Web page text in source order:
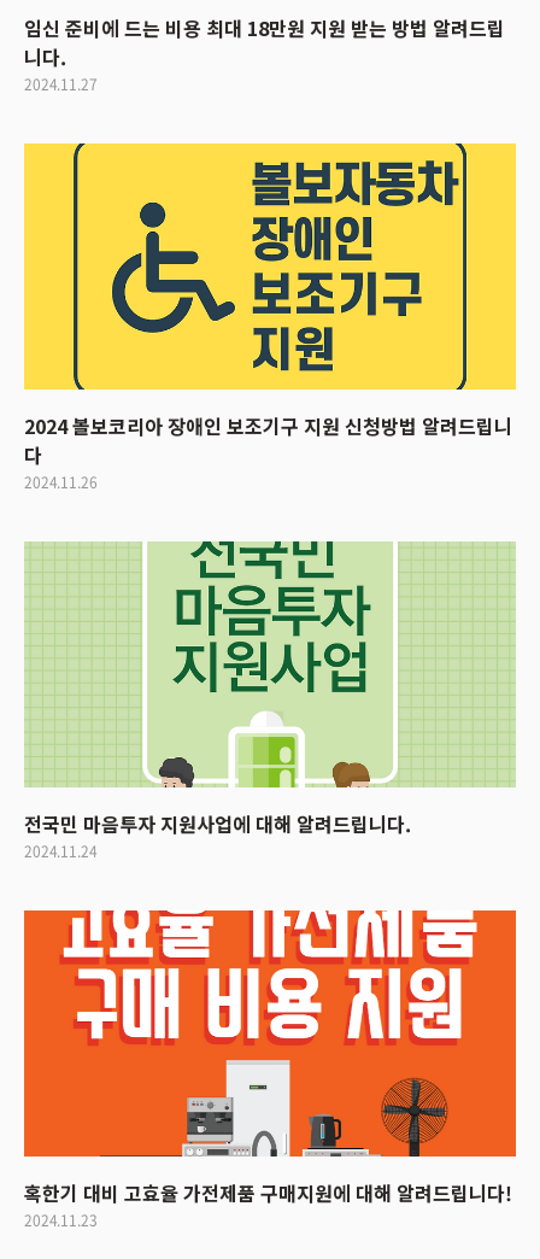
임신 준비에 드는 비용 최대 18만원 지원 받는 방법 알려드립
니다.
2024.11.27
2024 볼보코리아 장애인 보조기구 지원 신청방법 알려드립니
다
2024.11.26
전국민 마음투자 지원사업에 대해 알려드립니다.
2024.11.24
혹한기 대비 고효율 가전제품 구매지원에 대해 알려드립니다!
2024.11.23